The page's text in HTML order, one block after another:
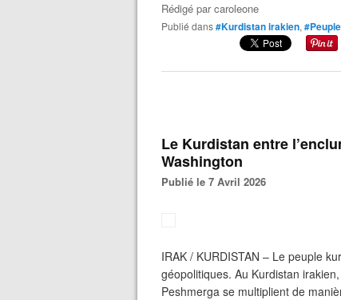
Rédigé parcaroleone
Publié dans#Kurdistan irakien,
Le Kurdistan entre
Washington
Publié le 7 Avril 2026
IRAK / KURDISTAN – Le peuple
géopolitiques. Au Kurdistan
Peshmerga se multiplient de